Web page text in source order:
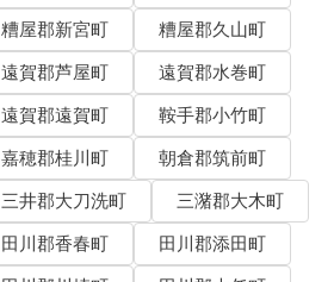
糟屋郡新宮町
糟屋郡久山町
遠賀郡芦屋町
遠賀郡水巻町
遠賀郡遠賀町
鞍手郡小竹町
嘉穂郡桂川町
朝倉郡筑前町
三井郡大刀洗町
三潴郡大木町
田川郡香春町
田川郡添田町